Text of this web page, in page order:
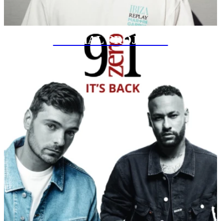
SPECIAL PROJECTS